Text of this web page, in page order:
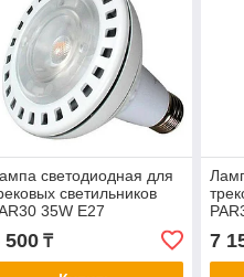
светодиодная для
светильников
35W E27
500₸ 7